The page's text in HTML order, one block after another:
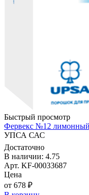
Быстрый просмотр
Фервекс №12 лимонный
УПСА САС
Достаточно
В наличии: 4.75
Арт. KF-00033687
Цена
от 678 ₽